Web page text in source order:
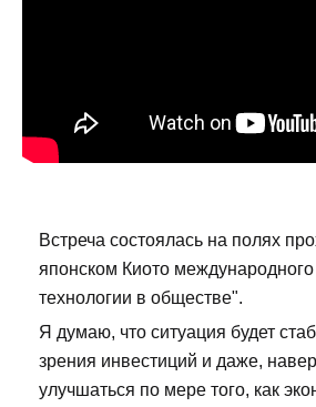
Встреча состоялась на полях
японском Киото
технологии в обществе".
Я думаю, что ситуация будет
зрения инвестиций и даже,
улучшаться по мере того, как